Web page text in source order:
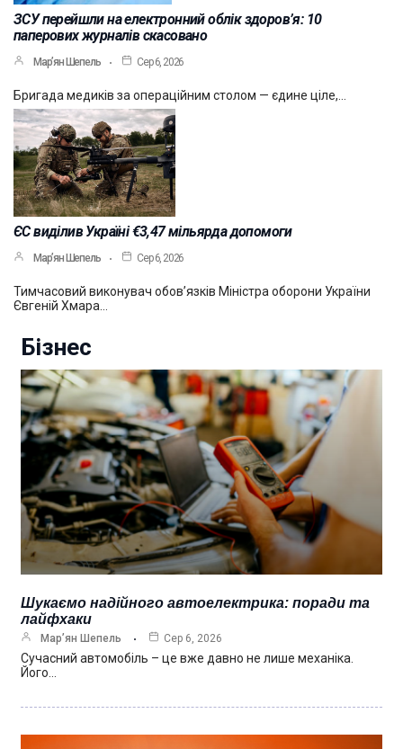
ЗСУ перейшли на електронний облік здоров’я: 10
паперових журналів скасовано
Мар’ян Шепель Сер 6, 2026
Бригада медиків за операційним столом — єдине ціле,…
ЄС виділив Україні €3,47 мільярда допомоги
Мар’ян Шепель Сер 6, 2026
Тимчасовий виконувач обов’язків Міністра оборони України
Євгеній Хмара…
Бізнес
Шукаємо надійного автоелектрика: поради та
лайфхаки
Мар’ян Шепель Сер 6, 2026
Сучасний автомобіль – це вже давно не лише механіка.
Його…